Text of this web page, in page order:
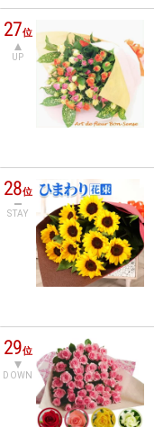
27位
UP
28位
STAY
29位
DOWN